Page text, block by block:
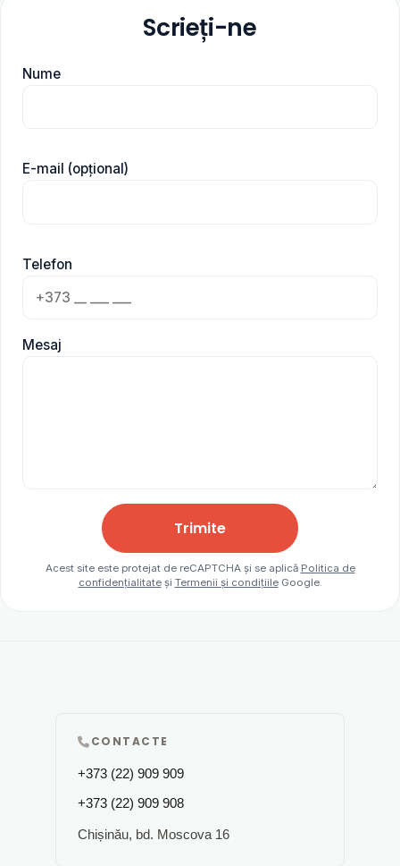
Scrieți-ne
Nume
E-mail (opțional)
Telefon
Mesaj
Trimite
Acest site este protejat de reCAPTCHA și se aplică Politica de
confidențialitateși Termenii și condițiileGoogle.
CONTACTE
+373 (22) 909 909
+373 (22) 909 908
Chișinău, bd. Moscova 16